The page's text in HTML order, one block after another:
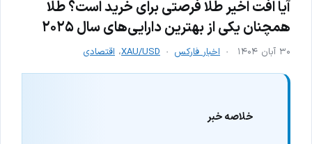
آیا افت اخیر طلا فرصتی برای خرید است؟ طلا
همچنان یکی از بهترین دارایی‌های سال ۲۰۲۵
۳۰ آبان ۱۴۰۴ اخبار فارکس XAU/USD، اقتصادی
خلاصه خبر